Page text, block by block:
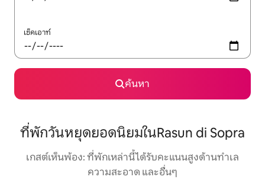
เช็คเอาท์
ค้นหา
ที่พักวันหยุดยอดนิยมในRasun di Sopra
เกสต์เห็นพ้อง: ที่พักเหล่านี้ได้รับคะแนนสูงด้านทำเล
ความสะอาด และอื่นๆ